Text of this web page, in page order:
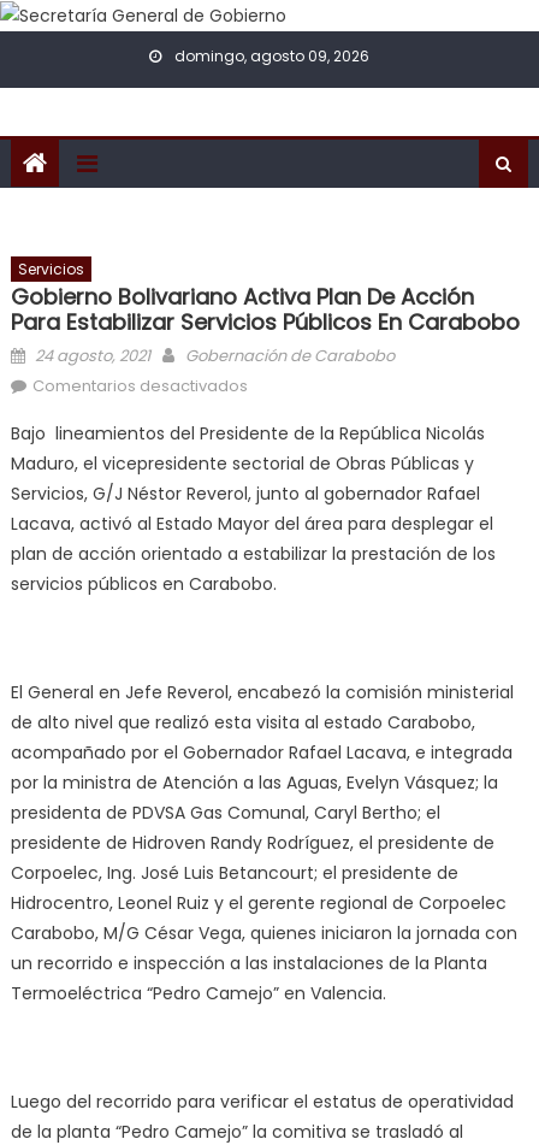
Skip to content
domingo, agosto 09, 2026
Servicios
Gobierno Bolivariano Activa Plan De Acción
Para Estabilizar Servicios Públicos En Carabobo
Posted on
24 agosto, 2021 Author
Gobernación de Carabobo
Comentarios desactivados
Públicos en Carabobo
Bajo lineamientos del Presidente de la República Nicolás
Maduro, el vicepresidente sectorial de Obras Públicas y
Servicios, G/J Néstor Reverol, junto al gobernador Rafael
Lacava, activó al Estado Mayor del área para desplegar el
plan de acción orientado a estabilizar la prestación de los
servicios públicos en Carabobo.
El General en Jefe Reverol, encabezó la comisión ministerial
de alto nivel que realizó esta visita al estado Carabobo,
acompañado por el Gobernador Rafael Lacava, e integrada
por la ministra de Atención a las Aguas, Evelyn Vásquez; la
presidenta de PDVSA Gas Comunal, Caryl Bertho; el
presidente de Hidroven Randy Rodríguez, el presidente de
Corpoelec, Ing. José Luis Betancourt; el presidente de
Hidrocentro, Leonel Ruiz y el gerente regional de Corpoelec
Carabobo, M/G César Vega, quienes iniciaron la jornada con
un recorrido e inspección a las instalaciones de la Planta
Termoeléctrica “Pedro Camejo” en Valencia.
Luego del recorrido para verificar el estatus de operatividad
de la planta “Pedro Camejo” la comitiva se trasladó al